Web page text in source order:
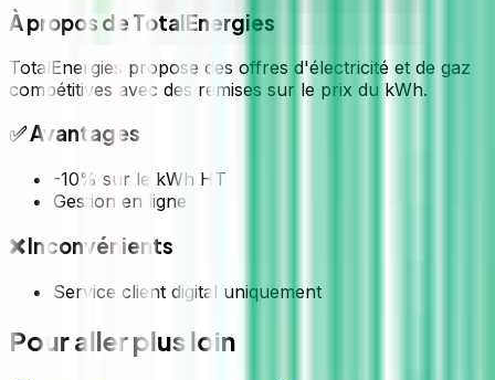
À propos de TotalEnergies
TotalEnergies propose des offres d'électricité et de gaz
compétitives avec des remises sur le prix du kWh.
✅ Avantages
-10% sur le kWh HT
Gestion en ligne
❌ Inconvénients
Service client digital uniquement
Pour aller plus loin